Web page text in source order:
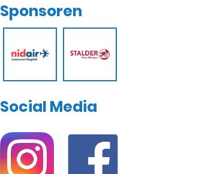
Sponsoren
Social Media